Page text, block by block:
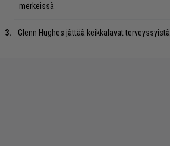
merkeissä
Glenn Hughes jättää keikkalavat terveyssyistä